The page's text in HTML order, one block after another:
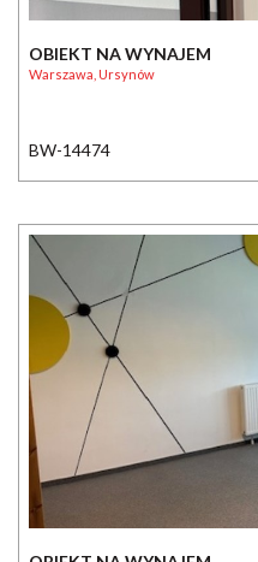
OBIEKT NA WYNAJEM
Warszawa, Ursynów
BW-14474